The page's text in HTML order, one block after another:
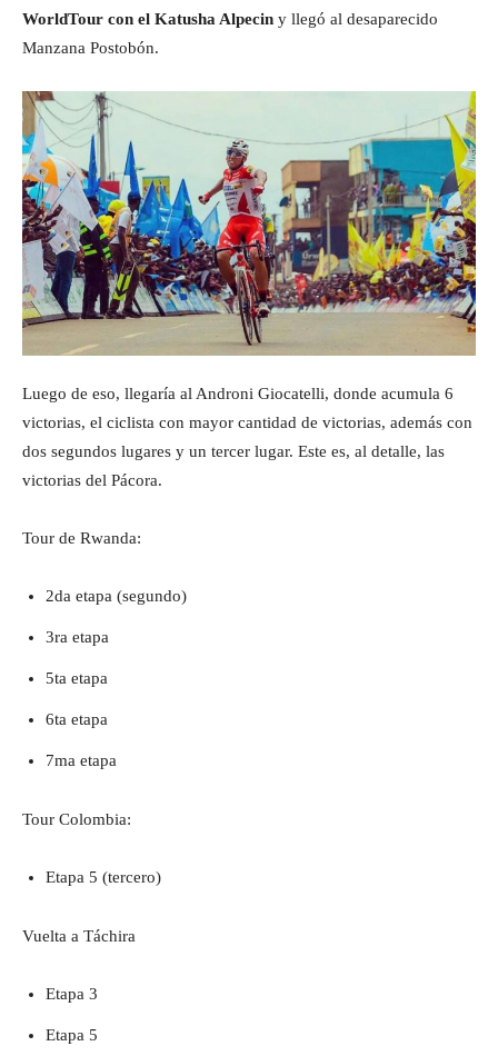
WorldTour con el Katusha Alpecin y llegó al desaparecido
Manzana Postobón.
Luego de eso, llegaría al Androni Giocatelli, donde acumula 6
victorias, el ciclista con mayor cantidad de victorias, además con
dos segundos lugares y un tercer lugar. Este es, al detalle, las
victorias del Pácora.
Tour de Rwanda:
2da etapa (segundo)
3ra etapa
5ta etapa
6ta etapa
7ma etapa
Tour Colombia:
Etapa 5 (tercero)
Vuelta a Táchira
Etapa 3
Etapa 5